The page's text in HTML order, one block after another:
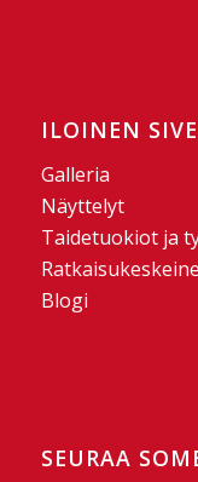
ILOINEN
Galleria
Näyttelyt
Taidetuokiot ja
Blogi
SEURAA